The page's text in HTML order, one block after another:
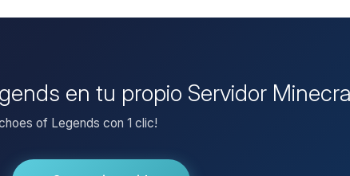
en tu propio Servidor
of Legends con 1 clic!